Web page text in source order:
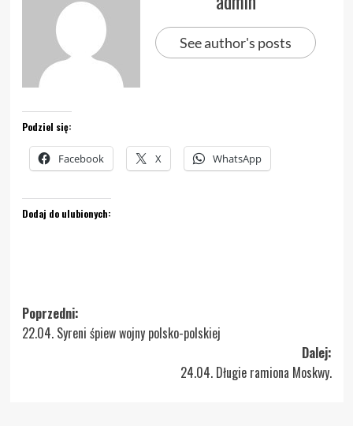
See author's posts
Podziel się:
Facebook X WhatsApp
Dodaj do ulubionych:
Zobacz
wpisy
Poprzedni:
22.04. Syreni śpiew wojny polsko-polskiej
Dalej:
24.04. Długie ramiona Moskwy.